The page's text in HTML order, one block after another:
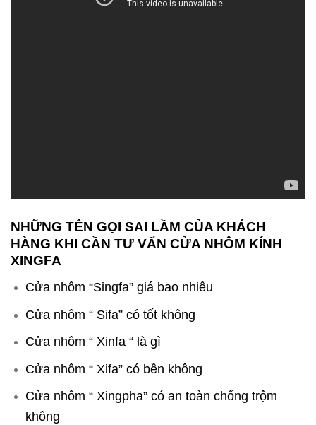
NHỮNG TÊN GỌI SAI LẦM CỦA KHÁCH
HÀNG KHI CẦN TƯ VẤN CỬA NHÔM KÍNH
XINGFA
Cửa nhôm “Singfa” giá bao nhiêu
Cửa nhôm “ Sifa” có tốt không
Cửa nhôm “ Xinfa “ là gì
Cửa nhôm “ Xifa” có bền không
Cửa nhôm “ Xingpha” có an toàn chống trộm
không